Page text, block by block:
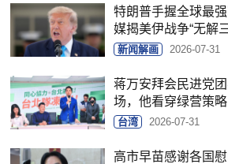
特朗普手握全球最
媒揭美伊战争“无解
新闻解画 2026-07-31
蒋万安拜会民进党
场，他看穿绿营策略
台湾 2026-07-31
高市早苗感谢各国